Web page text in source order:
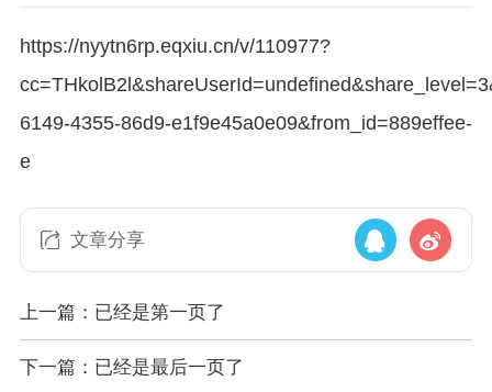
https://nyytn6rp.eqxiu.cn/v/110977?
6149-4355-86d9-e1f9e45a0e09&from_id=889effee-
e
文章分享
上一篇：已经是第一页了
下一篇：已经是最后一页了